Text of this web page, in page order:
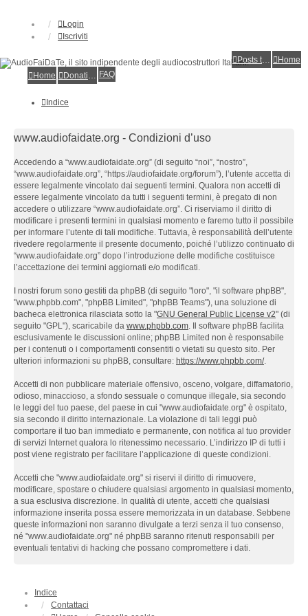
Login
Iscriviti
Posts toplist
Home
Home
Donations FAQ
Indice
www.audiofaidate.org - Condizioni d’uso
Accedendo a “www.audiofaidate.org” (di seguito “noi”, “nostro”,
“www.audiofaidate.org”, “https://audiofaidate.org/forum”), l’utente accetta di
essere legalmente vincolato dai seguenti termini. Qualora non accetti di
essere legalmente vincolato da tutti i seguenti termini, è pregato di non
accedere o utilizzare “www.audiofaidate.org”. Ci riserviamo il diritto di
modificare i presenti termini in qualsiasi momento e faremo tutto il possibile
per informare l’utente di tali modifiche. Tuttavia, è responsabilità dell’utente
rivedere regolarmente il presente documento, poiché l’utilizzo continuato di
“www.audiofaidate.org” dopo l’introduzione delle modifiche costituisce
l’accettazione dei termini aggiornati e/o modificati.
I nostri forum sono gestiti da phpBB (di seguito "loro", "il software phpBB",
"www.phpbb.com", "phpBB Limited", "phpBB Teams"), una soluzione di
bacheca elettronica rilasciata sotto la "GNU General Public License v2" (di
seguito "GPL"), scaricabile da www.phpbb.com. Il software phpBB facilita
esclusivamente le discussioni online; phpBB Limited non è responsabile
per i contenuti o i comportamenti consentiti o vietati su questo sito. Per
ulteriori informazioni su phpBB, consultare: https://www.phpbb.com/.
Accetti di non pubblicare materiale offensivo, osceno, volgare, diffamatorio,
odioso, minaccioso, a sfondo sessuale o comunque illegale, sia secondo
le leggi del tuo paese, del paese in cui "www.audiofaidate.org" è ospitato,
sia secondo il diritto internazionale. La violazione di tali leggi può
comportare il tuo ban immediato e permanente, con notifica al tuo provider
di servizi Internet qualora lo ritenessimo necessario. L’indirizzo IP di tutti i
post viene registrato per facilitare l’applicazione di queste condizioni.
Accetti che "www.audiofaidate.org" si riservi il diritto di rimuovere,
modificare, spostare o chiudere qualsiasi argomento in qualsiasi momento,
a sua esclusiva discrezione. In qualità di utente, accetti che qualsiasi
informazione inserita possa essere memorizzata in un database. Sebbene
queste informazioni non saranno divulgate a terzi senza il tuo consenso,
né "www.audiofaidate.org" né phpBB saranno ritenuti responsabili per
eventuali tentativi di hacking che possano compromettere i dati.
Indice
Contattaci